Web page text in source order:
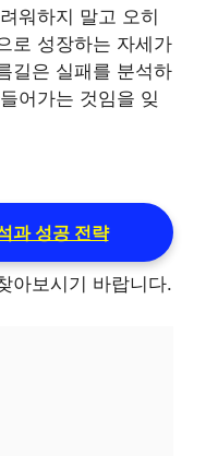
워하지 말고 오히
로 성장하는 자세가
길은 실패를 분석하
어가는 것임을 잊
과 성공 전략
아보시기 바랍니다.